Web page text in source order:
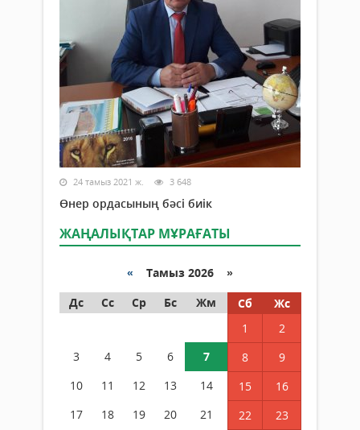
24 тамыз 2021 ж. 3 648
Өнер ордасының бәсі биік
ЖАҢАЛЫҚТАР МҰРАҒАТЫ
« Тамыз 2026 »
Дс
Сс Ср Бс Жм Сб
Жс
1
2
3
4 5 6 7 8
9
10
11 12 13 14 15
16
17
18 19 20 21 22 23